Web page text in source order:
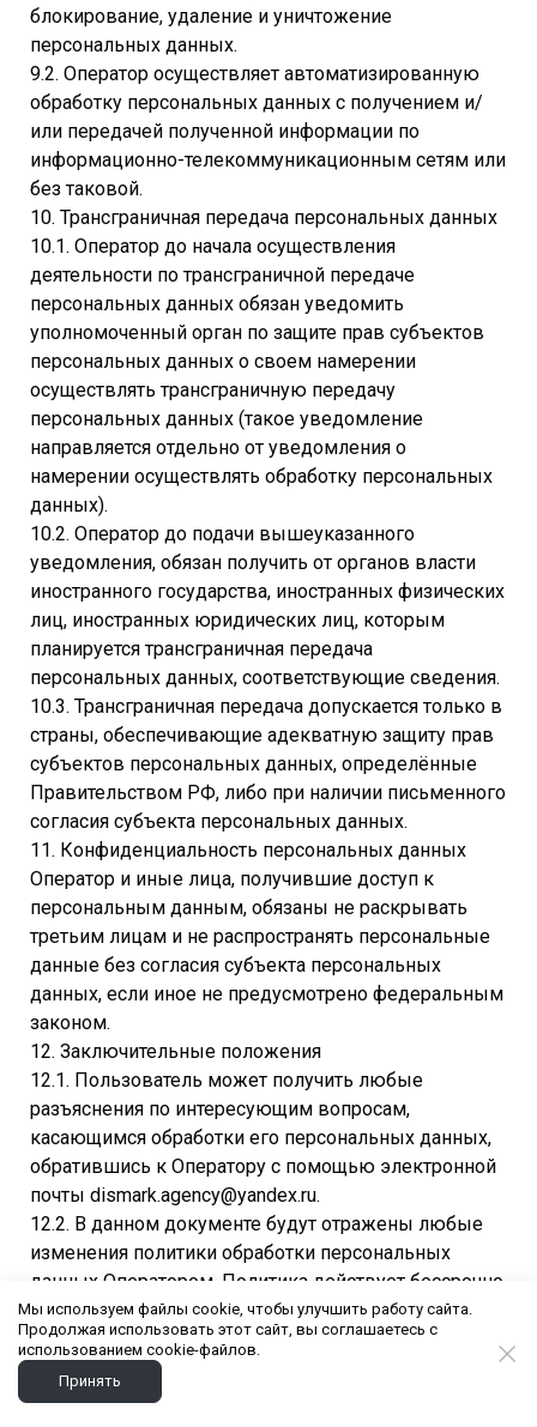
блокирование, удаление и уничтожение
персональных данных.
9.2. Оператор осуществляет автоматизированную
обработку персональных данных с получением и/
или передачей полученной информации по
информационно-телекоммуникационным сетям или
без таковой.
10. Трансграничная передача персональных данных
10.1. Оператор до начала осуществления
деятельности по трансграничной передаче
персональных данных обязан уведомить
уполномоченный орган по защите прав субъектов
персональных данных о своем намерении
осуществлять трансграничную передачу
персональных данных (такое уведомление
направляется отдельно от уведомления о
намерении осуществлять обработку персональных
данных).
10.2. Оператор до подачи вышеуказанного
уведомления, обязан получить от органов власти
иностранного государства, иностранных физических
лиц, иностранных юридических лиц, которым
планируется трансграничная передача
персональных данных, соответствующие сведения.
10.3. Трансграничная передача допускается только в
страны, обеспечивающие адекватную защиту прав
субъектов персональных данных, определённые
Правительством РФ, либо при наличии письменного
согласия субъекта персональных данных.
11. Конфиденциальность персональных данных
Оператор и иные лица, получившие доступ к
персональным данным, обязаны не раскрывать
третьим лицам и не распространять персональные
данные без согласия субъекта персональных
данных, если иное не предусмотрено федеральным
законом.
12. Заключительные положения
12.1. Пользователь может получить любые
разъяснения по интересующим вопросам,
касающимся обработки его персональных данных,
обратившись к Оператору с помощью электронной
почты dismark.agency@yandex.ru.
12.2. В данном документе будут отражены любые
изменения политики обработки персональных
данных Оператором. Политика действует бессрочно
до замены ее новой версией. Дата последнего
обновления: 01.05.2025. Все изменения вступают в
силу с момента публикации новой версии на сайте.
12.3. Актуальная версия Политики в свободном
Мы используем файлы cookie, чтобы улучшить работу сайта.
Продолжая использовать этот сайт, вы соглашаетесь с
использованием cookie-файлов.
Принять